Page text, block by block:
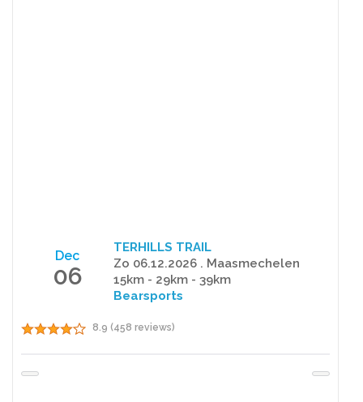
Dec
06
TERHILLS TRAIL
Zo 06.12.2026 . Maasmechelen
15km - 29km - 39km
Bearsports
8.9 (458 reviews)